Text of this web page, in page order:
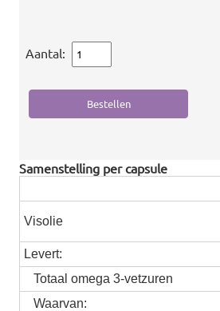
Aantal:
Samenstelling per capsule
Visolie
Levert:
Totaal omega 3-vetzuren
Waarvan: